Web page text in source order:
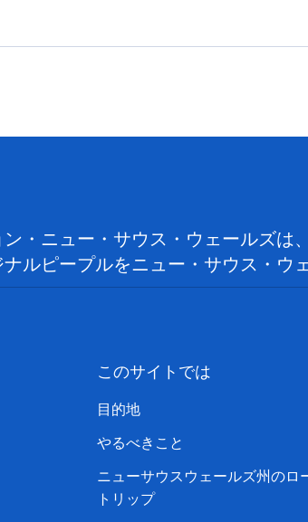
・ニュー・サウス・ウェールズ
ナルピープルをニュー・サウス・ウ
このサイトでは
目的地
やるべきこと
ニューサウスウェールズ州のロ
トリップ